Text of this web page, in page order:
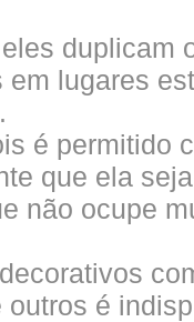
duplicam
lugares
é permitido
que ela
não ocupe
é